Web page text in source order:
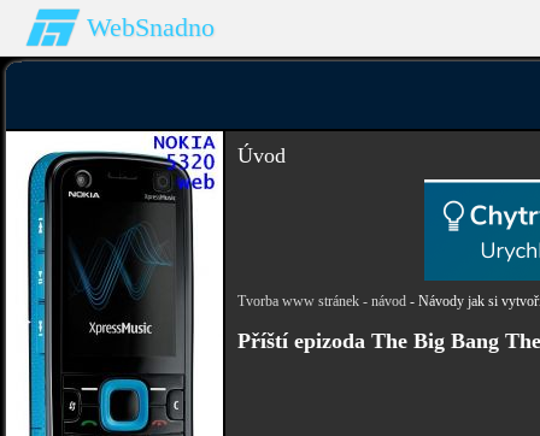
WebSnadno
Úvod
Tvorba www stránek - návod - Návody jak si
Příští epizoda The Big Bang